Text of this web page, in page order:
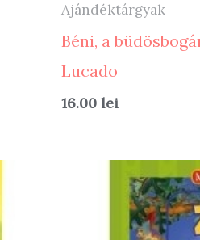
Ajándéktárgyak
Béni, a
Lucado
16.00lei